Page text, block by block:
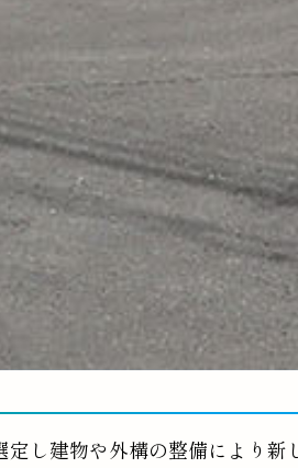
し建物や外構の整備により新